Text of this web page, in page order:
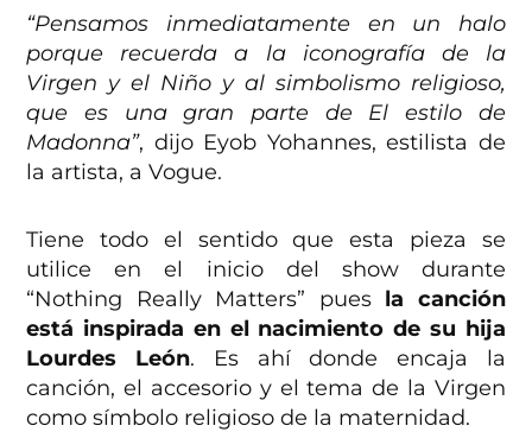
“Pensamos inmediatamente en un halo
porque recuerda a la iconografía de la
Virgen y el Niño y al simbolismo religioso,
que es una gran parte de El estilo de
Madonna”, dijo Eyob Yohannes, estilista de
la artista, a Vogue.
Tiene todo el sentido que esta pieza se
utilice en el inicio del show durante
“Nothing Really Matters” pues la canción
está inspirada en el nacimiento de su hija
Lourdes León. Es ahí donde encaja la
canción, el accesorio y el tema de la Virgen
como símbolo religioso de la maternidad.